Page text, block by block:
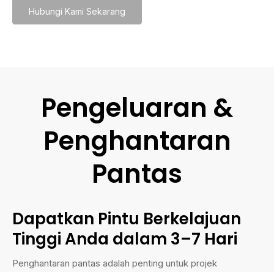
Hubungi Kami Sekarang
Pengeluaran &
Penghantaran
Pantas
Dapatkan Pintu Berkelajuan
Tinggi Anda dalam 3–7 Hari
Penghantaran pantas adalah penting untuk projek